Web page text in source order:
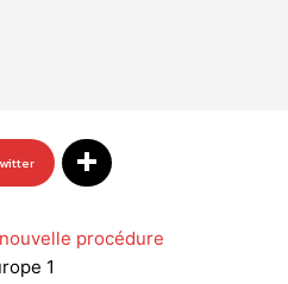
procédure
1